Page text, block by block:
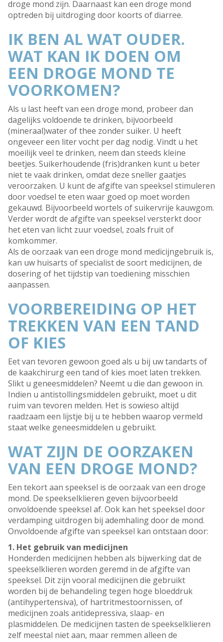
droge mond zijn. Daarnaast kan een droge mond
optreden bij uitdroging door koorts of diarree.
IK BEN AL WAT OUDER.
WAT KAN IK DOEN OM
EEN DROGE MOND TE
VOORKOMEN?
Als u last heeft van een droge mond, probeer dan
dagelijks voldoende te drinken, bijvoorbeeld
(mineraal)water of thee zonder suiker. U heeft
ongeveer een liter vocht per dag nodig. Vindt u het
moeilijk veel te drinken, neem dan steeds kleine
beetjes. Suikerhoudende (fris)dranken kunt u beter
niet te vaak drinken, omdat deze sneller gaatjes
veroorzaken. U kunt de afgifte van speeksel stimuleren
door voedsel te eten waar goed op moet worden
gekauwd. Bijvoorbeeld wortels of suikervrije kauwgom.
Verder wordt de afgifte van speeksel versterkt door
het eten van licht zuur voedsel, zoals fruit of
komkommer.
Als de oorzaak van een droge mond medicijngebruik is,
kan uw huisarts of specialist de soort medicijnen, de
dosering of het tijdstip van toediening misschien
aanpassen.
VOORBEREIDING OP HET
TREKKEN VAN EEN TAND
OF KIES
Eet van tevoren gewoon goed als u bij uw tandarts of
de kaakchirurg een tand of kies moet laten trekken.
Slikt u geneesmiddelen? Neemt u die dan gewoon in.
Indien u antistollingsmiddelen gebruikt, moet u dit
ruim van tevoren melden. Het is sowieso altijd
raadzaam een lijstje bij u te hebben waarop vermeld
staat welke geneesmiddelen u gebruikt.
WAT ZIJN DE OORZAKEN
VAN EEN DROGE MOND?
Een tekort aan speeksel is de oorzaak van een droge
mond. De speekselklieren geven bijvoorbeeld
onvoldoende speeksel af. Ook kan het speeksel door
verdamping uitdrogen bij ademhaling door de mond.
Onvoldoende afgifte van speeksel kan ontstaan door:
1. Het gebruik van medicijnen
Honderden medicijnen hebben als bijwerking dat de
speekselklieren worden geremd in de afgifte van
speeksel. Dit zijn vooral medicijnen die gebruikt
worden bij de behandeling tegen hoge bloeddruk
(antihypertensiva), of hartritmestoornissen, of
medicijnen zoals antidepressiva, slaap- en
plasmiddelen. De medicijnen tasten de speekselklieren
zelf meestal niet aan, maar remmen alleen de